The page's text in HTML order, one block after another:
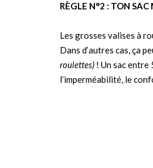
RÈGLE N°2 : TON
Les grosses valises à
Dans d’autres cas, ça
roulettes) ! Un sac
l’imperméabilité, le